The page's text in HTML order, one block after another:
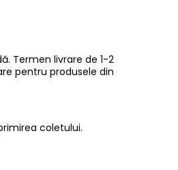
Termen livrare de 1-2
pentru produsele din
coletului.